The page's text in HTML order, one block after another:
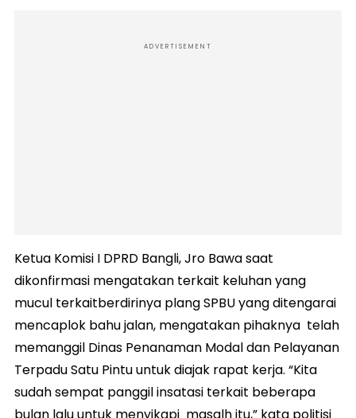
ADVERTISEMENT
Ketua Komisi I DPRD Bangli, Jro Bawa saat
dikonfirmasi mengatakan terkait keluhan yang
mucul terkaitberdirinya plang SPBU yang ditengarai
mencaplok bahu jalan, mengatakan pihaknya telah
memanggil Dinas Penanaman Modal dan Pelayanan
Terpadu Satu Pintu untuk diajak rapat kerja. “Kita
sudah sempat panggil insatasi terkait beberapa